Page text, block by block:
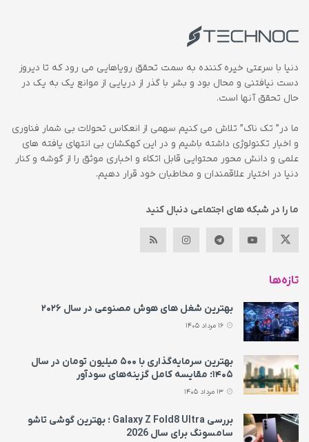
دنیا با سرعتی خیره کننده به سمت تحقق رویاهایی می رود که تا دیروز
دست نیافتنی و محال بود و بشر با گذر از دریایی از موانع یک به یک در
حال تحقق آنها است.
ما در” تک ناک” تلاش می کنیم سهمی از انعکاس تحولات بی شمار فناوری
و اخبار تکنولوژی داشته باشیم و در این کهکشان بی انتهای یافته های
علمی و دانش محور محتوایی قابل اتکاء و اخباری موثق را از گوشه و کنار
دنیا در اختیار علاقمندان و مخاطبان خود قرار دهیم.
ما را در شبکه های اجتماعی دنبال کنید
تازه‌ها
بهترین شغل های هوش مصنوعی در سال ۲۰۲۶
بهترین سرمایه‌گذاری با ۵۰۰ میلیون تومان در سال
۱۴۰۵؛ مقایسه کامل گزینه‌های سودآور
بررسی Galaxy Z Fold8 Ultra ؛ بهترین گوشی تاشو
سامسونگ برای سال 2026